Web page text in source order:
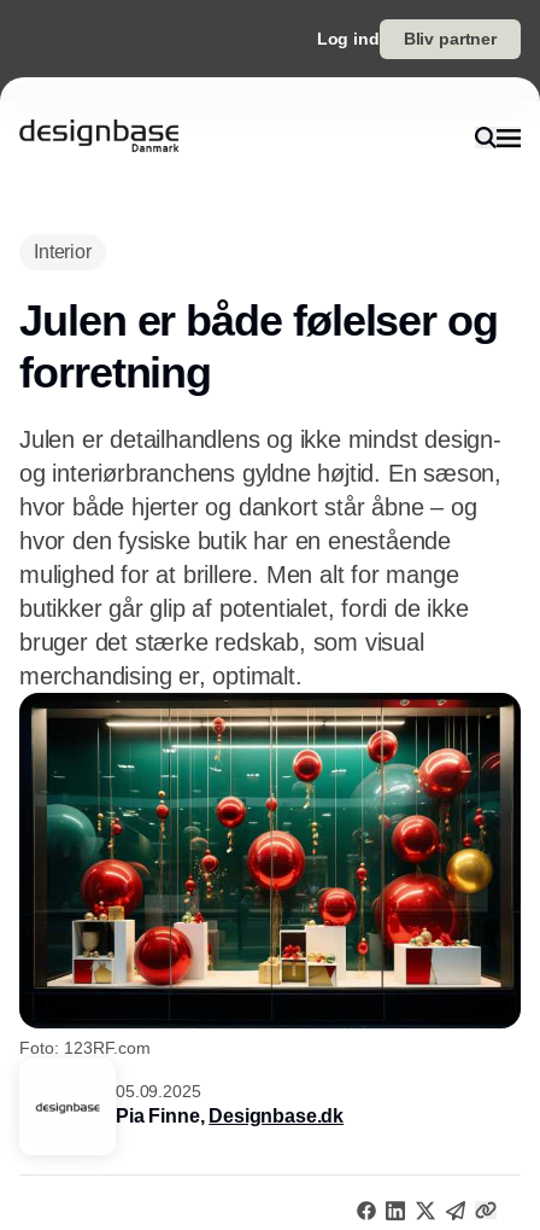
Log ind Bliv partner
Interior
Julen er både følelser og
forretning
Julen er detailhandlens og ikke mindst design-
og interiørbranchens gyldne højtid. En sæson,
hvor både hjerter og dankort står åbne – og
hvor den fysiske butik har en enestående
mulighed for at brillere. Men alt for mange
butikker går glip af potentialet, fordi de ikke
bruger det stærke redskab, som visual
merchandising er, optimalt.
Foto: 123RF.com
05.09.2025
Pia Finne, Designbase.dk